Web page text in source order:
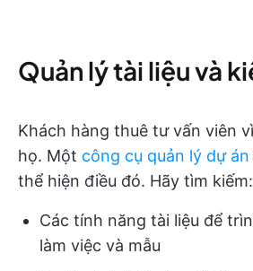
Quản lý tài liệu và
Khách hàng thuê tư vấn viên
họ. Một công cụ quản lý dự án
thể hiện điều đó. Hãy tìm kiếm:
Các tính năng tài liệu để
làm việc và mẫu